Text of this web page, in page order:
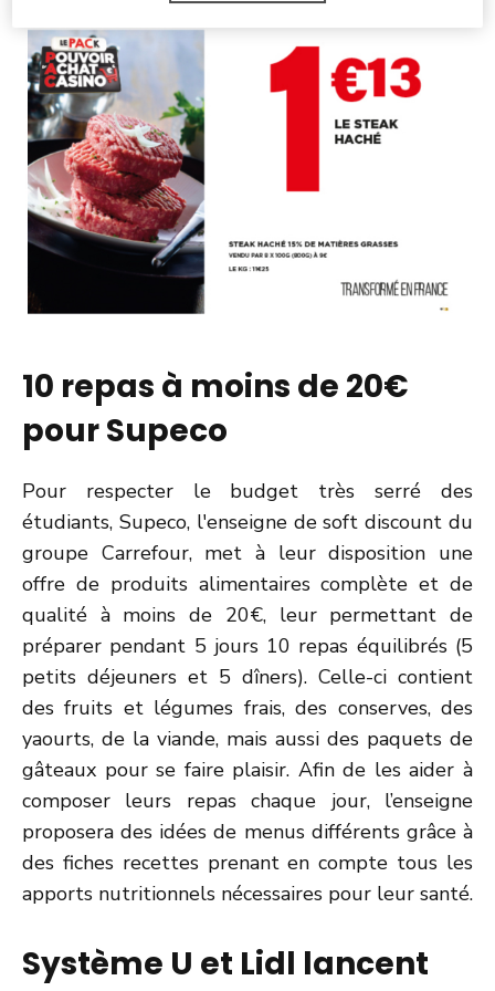
10 repas à moins de 20€
pour Supeco
Pour respecter le budget très serré des
étudiants, Supeco, l'enseigne de soft discount du
groupe Carrefour, met à leur disposition une
offre de produits alimentaires complète et de
qualité à moins de 20€, leur permettant de
préparer pendant 5 jours 10 repas équilibrés (5
petits déjeuners et 5 dîners). Celle-ci contient
des fruits et légumes frais, des conserves, des
yaourts, de la viande, mais aussi des paquets de
gâteaux pour se faire plaisir. Afin de les aider à
composer leurs repas chaque jour, l’enseigne
proposera des idées de menus différents grâce à
des fiches recettes prenant en compte tous les
apports nutritionnels nécessaires pour leur santé.
Système U et Lidl lancent